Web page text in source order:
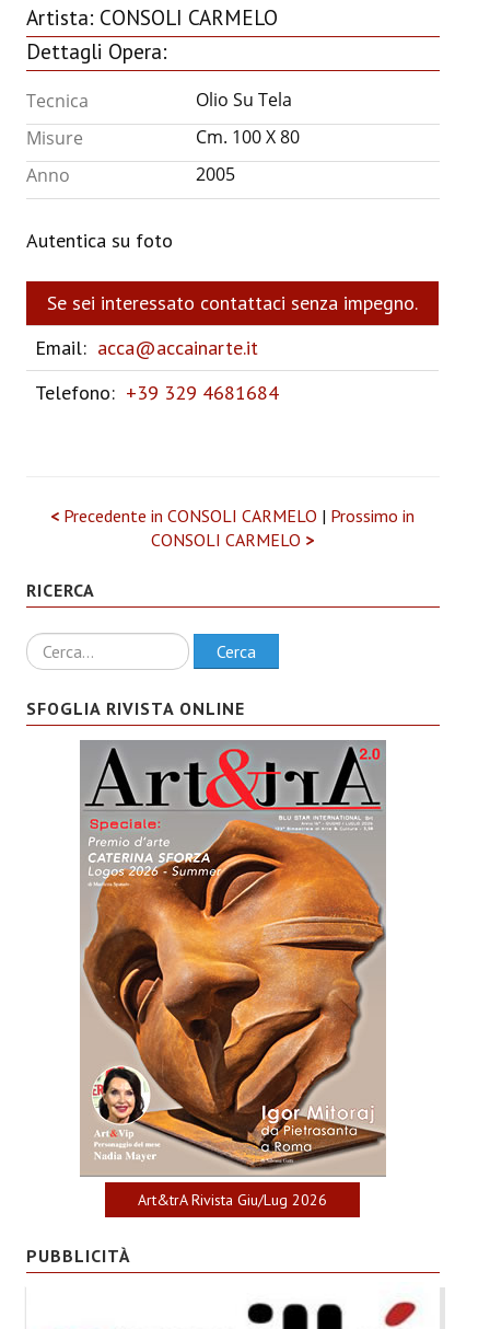
ANNUARIO 2026
CHI SIAMO
CONTATTI
Artista: CONSOLI CARMELO
Dettagli Opera:
Tecnica
Olio Su Tela
Misure
Cm. 100 X 80
Anno
2005
Autentica su foto
Se sei interessato contattaci senza impegno.
Email: acca@accainarte.it
Telefono: +39 329 4681684
< Precedente in CONSOLI CARMELO | Prossimo in
CONSOLI CARMELO >
RICERCA
Ricerca Cerca
SFOGLIA RIVISTA ONLINE
Art&trA Rivista Giu/Lug 2026
PUBBLICITÀ